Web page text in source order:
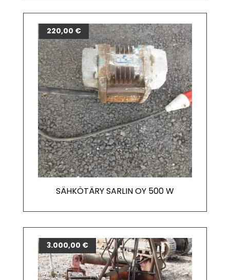
SÄHKÖTÄRY SARLIN OY 500 W
220,00 €
3.000,00 €